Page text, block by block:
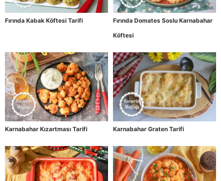
Fırında Kabak Köftesi Tarifi
Fırında Domates Soslu Karnabahar
Köftesi
Karnabahar Kızartması Tarifi Karnabahar Graten Tarifi